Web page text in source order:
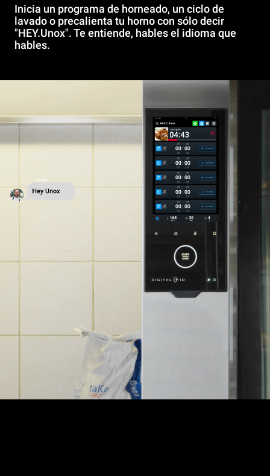
Inicia un programa de horneado, un ciclo de
lavado o precalienta tu horno con sólo decir
"HEY.Unox". Te entiende, hables el idioma que
hables.